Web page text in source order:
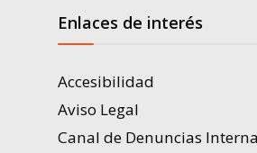
Enlaces de interés
Accesibilidad
Aviso Legal
Canal de Denuncias